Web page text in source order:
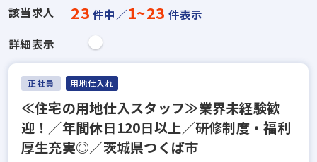
該当求人 23 件中／1~23 件表示
詳細表示
正社員 用地仕入れ
≪住宅の用地仕入スタッフ≫業界未経験歓
迎！／年間休日120日以上／研修制度・福利
厚生充実◎／茨城県つくば市